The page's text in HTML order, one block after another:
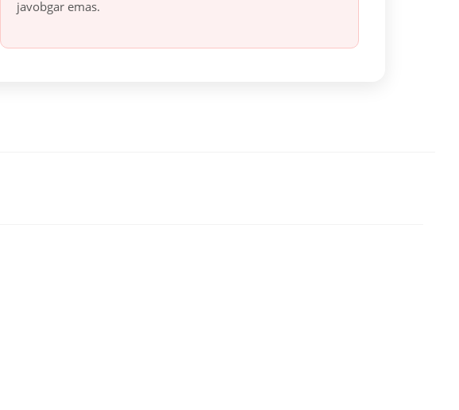
javobgar emas.